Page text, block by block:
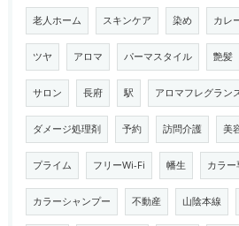
老人ホーム スキンケア 染め カレ
ツヤ アロマ パーマスタイル 艶髪
サロン 長府 駅 アロマフレグラン
ダメージ処理剤 予約 訪問介護 美
プライム フリーWi-Fi 幡生 カラ
カラーシャンプー 不動産 山陰本線